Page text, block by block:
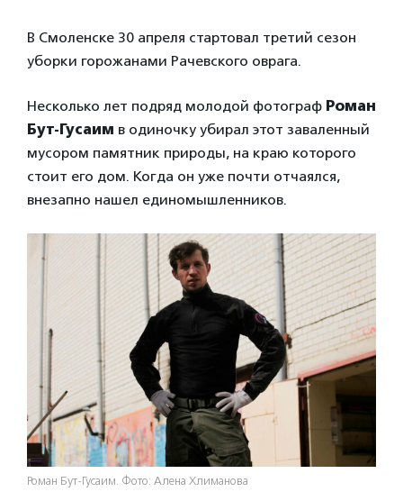
В Смоленске 30 апреля стартовал третий сезон
уборки горожанами Рачевского оврага.
Несколько лет подряд молодой фотограф Роман
Бут-Гусаим в одиночку убирал этот заваленный
мусором памятник природы, на краю которого
стоит его дом. Когда он уже почти отчаялся,
внезапно нашел единомышленников.
Роман Бут-Гусаим. Фото: Алена Хлиманова